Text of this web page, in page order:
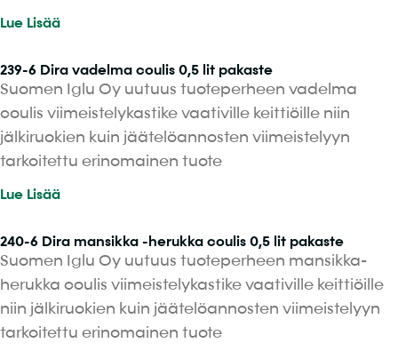
Lue Lisää
239-6 Dira vadelma coulis 0,5 lit pakaste
Suomen Iglu Oy uutuus tuoteperheen vadelma
coulis viimeistelykastike vaativille keittiöille niin
jälkiruokien kuin jäätelöannosten viimeistelyyn
tarkoitettu erinomainen tuote
Lue Lisää
240-6 Dira mansikka -herukka coulis 0,5 lit pakaste
Suomen Iglu Oy uutuus tuoteperheen mansikka-
herukka coulis viimeistelykastike vaativille keittiöille
niin jälkiruokien kuin jäätelöannosten viimeistelyyn
tarkoitettu erinomainen tuote